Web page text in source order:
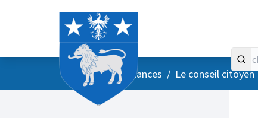
AccueilMenu principal
/ Vos instances / Le conseil citoyen